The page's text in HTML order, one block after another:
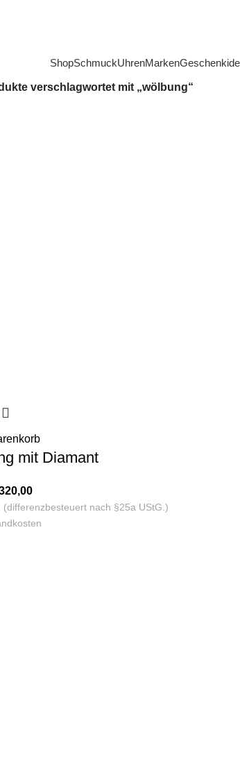
ShopSchmuckUhrenMarken
verschlagwortet mit „wölbung“
mit Diamant
(differenzbesteuert nach §25a UStG.)